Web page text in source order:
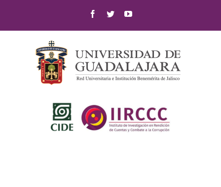
content
Facebook
TwitterYouTube